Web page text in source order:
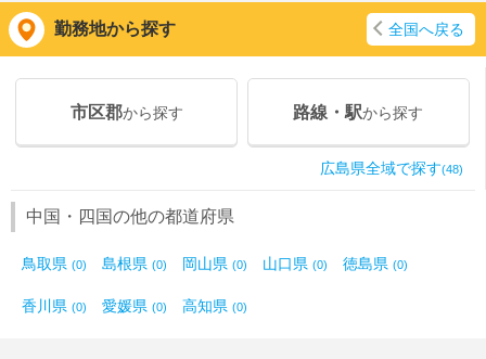
勤務地から探す 全国へ戻る
市区郡から探す 路線・駅から探す
広島県全域で探す(48)
中国・四国の他の都道府県
鳥取県 (0) 島根県 (0) 岡山県 (0) 山口県 (0) 徳島県 (0)
香川県 (0) 愛媛県 (0) 高知県 (0)